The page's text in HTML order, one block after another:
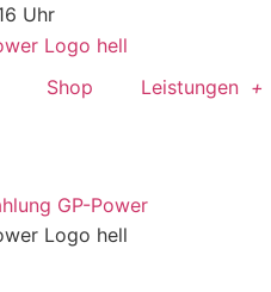
Uhr
Shop Leistungen